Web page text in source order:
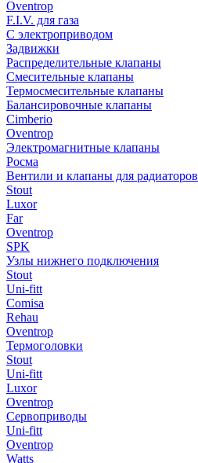
Oventrop
F.I.V. для газа
С электроприводом
Задвижки
Распределительные клапаны
Cмесительные клапаны
Термосмесительные клапаны
Балансировочные клапаны
Cimberio
Oventrop
Электромагнитные клапаны
Росма
Вентили и клапаны для радиаторов
Stout
Luxor
Far
Oventrop
SPK
Узлы нижнего подключения
Stout
Uni-fitt
Comisa
Rehau
Oventrop
Термоголовки
Stout
Uni-fitt
Luxor
Oventrop
Сервоприводы
Uni-fitt
Oventrop
Watts